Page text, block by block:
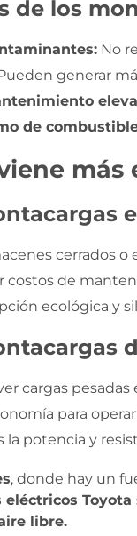
de los
No
generar
de
cerrados
costos de
ecológica y
cargas
para
la potencia y
, donde hay un
eléctricos
libre.